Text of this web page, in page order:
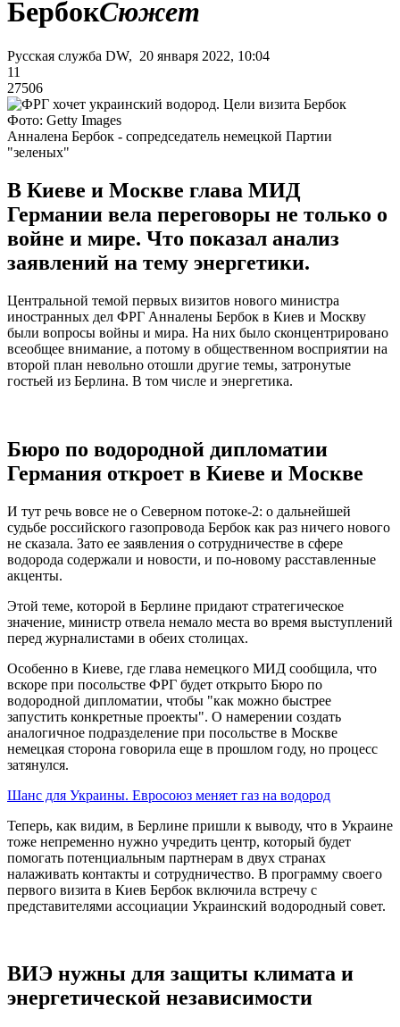
БербокСюжет
Русская служба DW, 20 января 2022, 10:04
11
27506
Фото: Getty Images
Анналена Бербок - сопредседатель немецкой Партии
"зеленых"
В Киеве и Москве глава МИД
Германии вела переговоры не только о
войне и мире. Что показал анализ
заявлений на тему энергетики.
Центральной темой первых визитов нового министра
иностранных дел ФРГ Анналены Бербок в Киев и Москву
были вопросы войны и мира. На них было сконцентрировано
всеобщее внимание, а потому в общественном восприятии на
второй план невольно отошли другие темы, затронутые
гостьей из Берлина. В том числе и энергетика.
Бюро по водородной дипломатии
Германия откроет в Киеве и Москве
И тут речь вовсе не о Северном потоке-2: о дальнейшей
судьбе российского газопровода Бербок как раз ничего нового
не сказала. Зато ее заявления о сотрудничестве в сфере
водорода содержали и новости, и по-новому расставленные
акценты.
Этой теме, которой в Берлине придают стратегическое
значение, министр отвела немало места во время выступлений
перед журналистами в обеих столицах.
Особенно в Киеве, где глава немецкого МИД сообщила, что
вскоре при посольстве ФРГ будет открыто Бюро по
водородной дипломатии, чтобы "как можно быстрее
запустить конкретные проекты". О намерении создать
аналогичное подразделение при посольстве в Москве
немецкая сторона говорила еще в прошлом году, но процесс
затянулся.
Шанс для Украины. Евросоюз меняет газ на водород
Теперь, как видим, в Берлине пришли к выводу, что в Украине
тоже непременно нужно учредить центр, который будет
помогать потенциальным партнерам в двух странах
налаживать контакты и сотрудничество. В программу своего
первого визита в Киев Бербок включила встречу с
представителями ассоциации Украинский водородный совет.
ВИЭ нужны для защиты климата и
энергетической независимости